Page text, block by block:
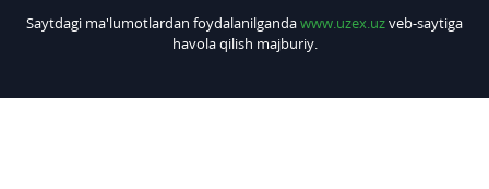
Saytdagi ma'lumotlardan foydalanilgandawww.uzex.uzveb-saytiga
havola qilish majburiy.